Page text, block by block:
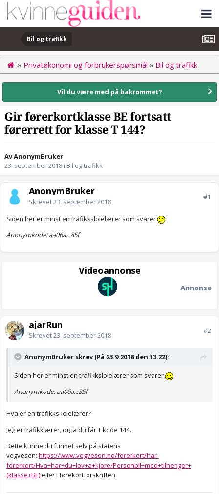
Bil og trafikk
» Privatøkonomi og forbrukerspørsmål » Bil og trafikk
Vil du være med på bakrommet?
Gir førerkortklasse BE fortsatt
førerrett for klasse T 144?
Av AnonymBruker
23. september 2018 i Bil og trafikk
AnonymBruker
Skrevet23. september 2018
#1
Siden her er minst en trafikkslolelærer som svarer
Anonymkode: aa06a...85f
Videoannonse
Annonse
ajarRun
Skrevet23. september 2018
#2
AnonymBruker skrev (På 23.9.2018 den 13.22):
Siden her er minst en trafikkslolelærer som svarer
Anonymkode: aa06a...85f
Hva er en trafikkskolelærer?
Jeg er trafikklærer, og ja du får T kode 144.
Dette kunne du funnet selv på statens
vegvesen: https://www.vegvesen.no/forerkort/har-
forerkort/Hva+har+du+lov+a+kjore/Personbil+med+tilhenger+
(klasse+BE)eller i førekortforskriften.